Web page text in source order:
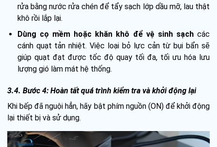
rửa bằng nước rửa chén để tẩy sạch lớp dầu mỡ, lau thật
khô rồi lắp lại.
Dùng cọ mềm hoặc khăn khô để vệ sinh sạchcác
cánh quạt tản nhiệt. Việc loại bỏ lực cản từ bụi bẩn sẽ
giúp quạt đạt được tốc độ quay tối đa, tối ưu hóa lưu
lượng gió làm mát hệ thống.
3.4. Bước 4: Hoàn tất quá trình kiểm tra và khởi động lại
Khi bếp đã nguội hẳn, hãy bật phím nguồn (ON) để khởi động
lại thiết bị và sử dụng.